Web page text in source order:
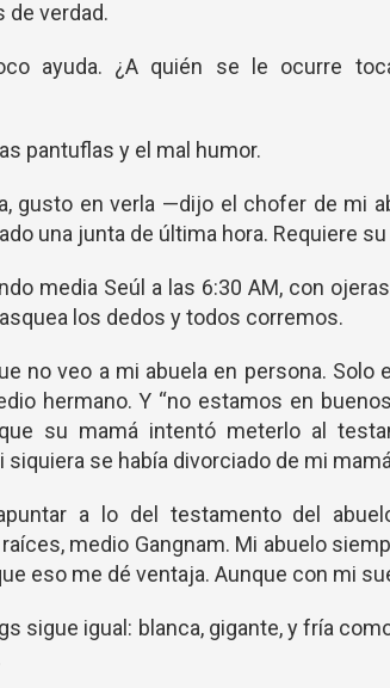
de verdad.
ayuda. ¿A quién se le ocurre
pantuflas y el mal humor.
gusto en verla —dijo el chofer de mi
una junta de última hora. Requiere
media Seúl a las 6:30 AM, con
los dedos y todos corremos.
no veo a mi abuela en persona. Solo
hermano. Y “no estamos en
su mamá intentó meterlo al
siquiera se había divorciado de mi
a lo del testamento del
medio Gangnam. Mi abuelo
eso me dé ventaja. Aunque con mi
sigue igual: blanca, gigante, y fría